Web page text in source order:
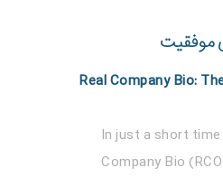
موفقیت
Real Company Bio:
In just a short
Company Bio